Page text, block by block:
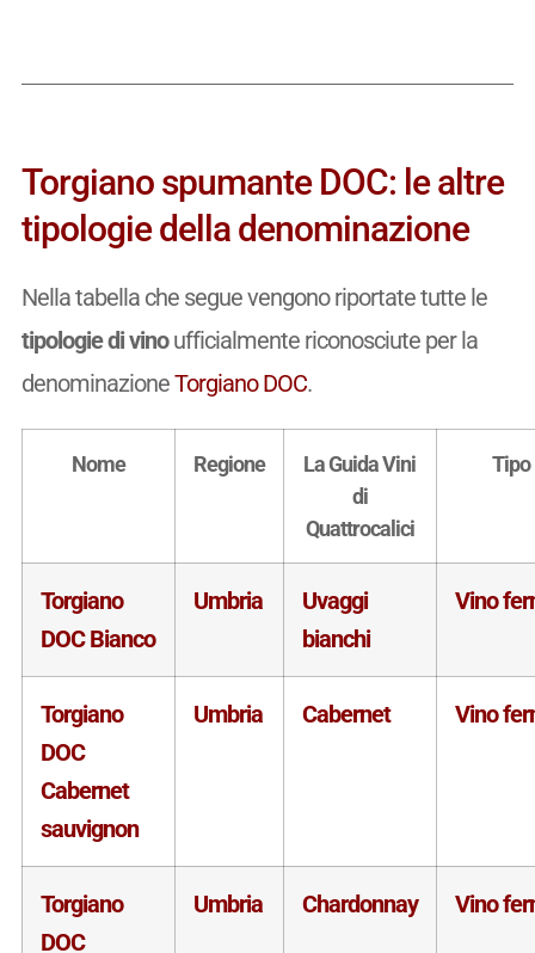
Torgiano spumante DOC: le altre
tipologie della denominazione
Nella tabella che segue vengono riportate tutte le
tipologie di vinoufficialmente riconosciute per la
denominazioneTorgiano DOC.
Nome Regione
La Guida Vini
di
Quattrocalici
Tipo
Torgiano
DOC Bianco
Umbria
Uvaggi
bianchi
Vino
Torgiano
DOC
Cabernet
sauvignon
Umbria Cabernet Vino
Torgiano
DOC
Umbria Chardonnay Vino